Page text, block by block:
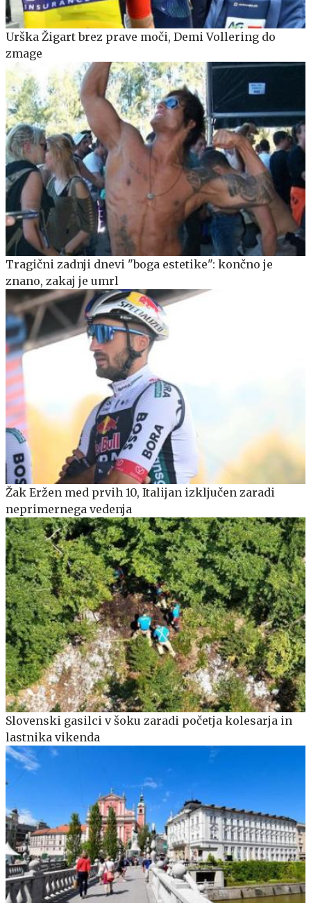
Urška Žigart brez prave moči, Demi Vollering do
zmage
Tragični zadnji dnevi "boga estetike": končno je
znano, zakaj je umrl
Žak Eržen med prvih 10, Italijan izključen zaradi
neprimernega vedenja
Slovenski gasilci v šoku zaradi početja kolesarja in
lastnika vikenda